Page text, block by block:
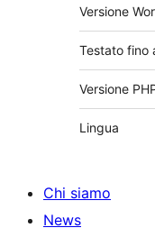
Versione
Testato fino
Versione
Lingua
Chi siamo
News